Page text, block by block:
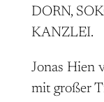
DORN,
KANZLEI.
Jonas Hien
mit großer